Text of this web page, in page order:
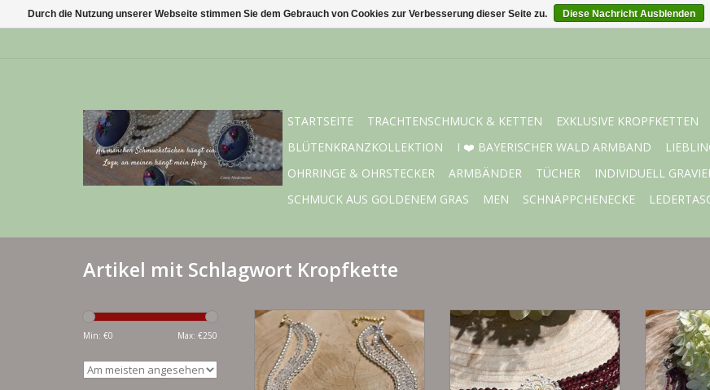
STARTSEITE TRACHTENSCHMUCK & KETTEN EXKLUSIVE KROPFKETTEN
BLÜTENKRANZKOLLEKTION
I ❤️ BAYERISCHER WALD ARMBAND
OHRRINGE & OHRSTECKER
ARMBÄNDER TÜCHER INDIVIDUELL
SCHMUCK AUS GOLDENEM GRAS
MEN SCHNÄPPCHENECKE
Artikel mit Schlagwort Kropfkette
Min: €0 Max: €250
Edle weiße Glaswachs- und
Facettperlenhalskette mit
filigranem Silberornament in 925
Silber vergoldet - handgefertigter
Schmuck für stilvolle Eleganz und
vierreihige Kropfkette nach Maß
und Wunsch
Perlen aus echten Granat
ZUM WARENKORB HINZUFÜGEN
vierreihige
Perlen
ZUM
Durch die Nutzung unserer Webseite stimmen Sie dem Gebrauch von Cookies zur Verbesserung dieser Seite zu. Diese Nachricht Ausblenden